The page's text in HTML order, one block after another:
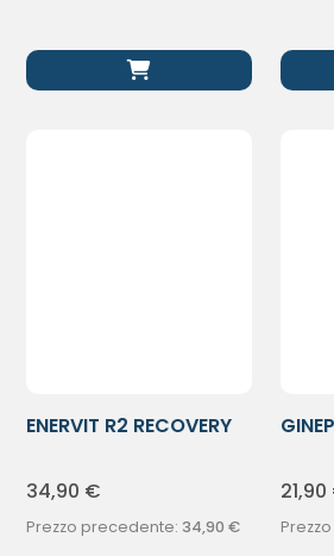
ENERVIT R2 RECOVERY
34,90 €
Prezzo precedente: 34,90 €
21,90